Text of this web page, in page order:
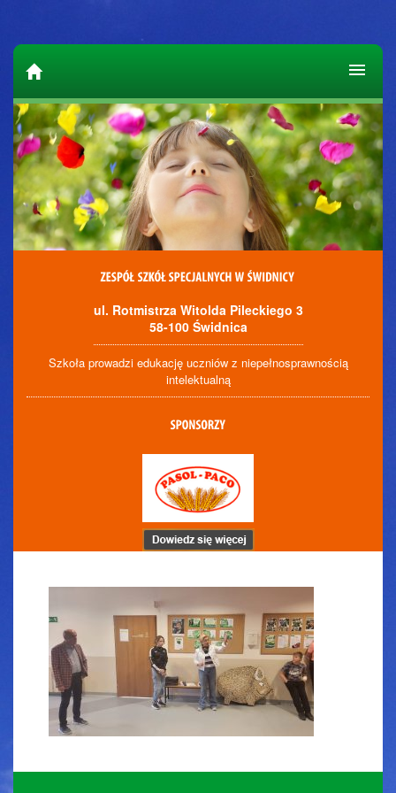
ul. Rotmistrza Witolda Pileckiego 3
58-100 Świdnica
Szkoła prowadzi edukację uczniów z niepełnosprawnością
intelektualną